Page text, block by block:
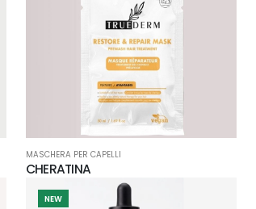
MASCHERA PER CAPELLI
CHERATINA
NEW